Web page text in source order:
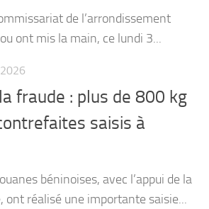
de l’arrondissement
ont mis la main, ce lundi 3...
fraude : plus de 800 kg
saisis à
béninoises, avec l’appui de la
ont réalisé une importante saisie...